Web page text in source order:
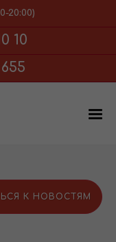
20:00)
10
К НОВОСТЯМ